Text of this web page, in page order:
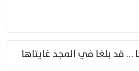
… قد بلغا في المجد غايتاها